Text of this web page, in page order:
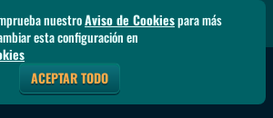
nuestroAviso de Cookiespara más
esta configuración en
ACEPTAR TODO